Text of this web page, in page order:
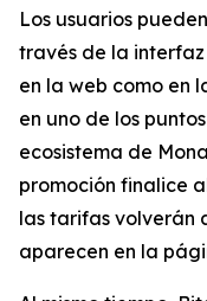
Los usuarios
través de la
en la web como en
en uno de los
ecosistema de
promoción finalice
las tarifas volverán
aparecen en la